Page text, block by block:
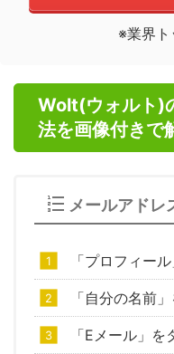
※業界
Wolt(ウォルト)
法を画像付きで
メールアドレ
「プロフィー
「自分の名前
「Eメール」を